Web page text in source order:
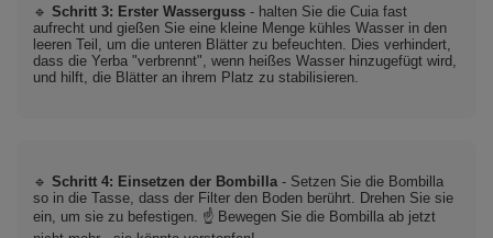
🔹 Schritt 3: Erster Wasserguss - halten Sie die Cuia fast
aufrecht und gießen Sie eine kleine Menge kühles Wasser in den
leeren Teil, um die unteren Blätter zu befeuchten. Dies verhindert,
dass die Yerba "verbrennt", wenn heißes Wasser hinzugefügt wird,
und hilft, die Blätter an ihrem Platz zu stabilisieren.
🔹 Schritt 4: Einsetzen der Bombilla- Setzen Sie die Bombilla
so in die Tasse, dass der Filter den Boden berührt. Drehen Sie sie
ein, um sie zu befestigen. ☝️ Bewegen Sie die Bombilla ab jetzt